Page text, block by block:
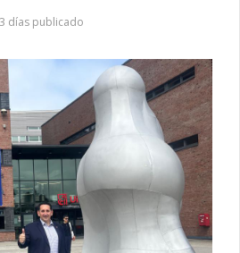
3 días publicado